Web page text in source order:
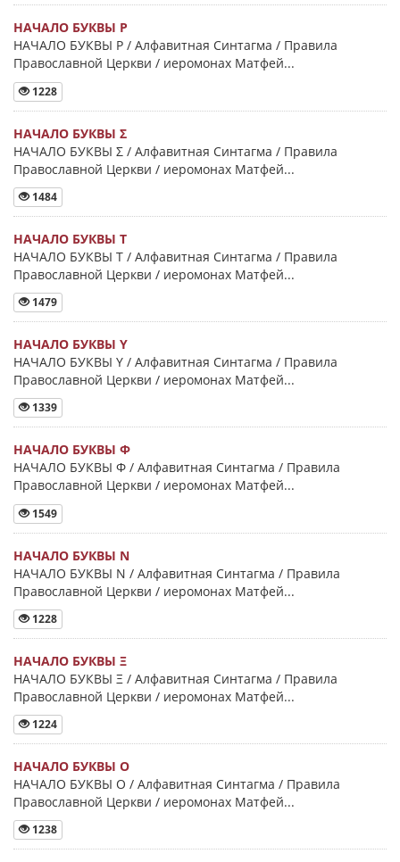
НАЧАЛО БУКВЫ Ρ
НАЧАЛО БУКВЫ Ρ / Алфавитная Синтагма / Правила
Православной Церкви / иеромонах Матфей...
1228
НАЧАЛО БУКВЫ Σ
НАЧАЛО БУКВЫ Σ / Алфавитная Синтагма / Правила
Православной Церкви / иеромонах Матфей...
1484
НАЧАЛО БУКВЫ Τ
НАЧАЛО БУКВЫ Τ / Алфавитная Синтагма / Правила
Православной Церкви / иеромонах Матфей...
1479
НАЧАЛО БУКВЫ Y
НАЧАЛО БУКВЫ Y / Алфавитная Синтагма / Правила
Православной Церкви / иеромонах Матфей...
1339
НАЧАЛО БУКВЫ Φ
НАЧАЛО БУКВЫ Φ / Алфавитная Синтагма / Правила
Православной Церкви / иеромонах Матфей...
1549
НАЧАЛО БУКВЫ Ν
НАЧАЛО БУКВЫ Ν / Алфавитная Синтагма / Правила
Православной Церкви / иеромонах Матфей...
1228
НАЧАЛО БУКВЫ Ξ
НАЧАЛО БУКВЫ Ξ / Алфавитная Синтагма / Правила
Православной Церкви / иеромонах Матфей...
1224
НАЧАЛО БУКВЫ Ο
НАЧАЛО БУКВЫ Ο / Алфавитная Синтагма / Правила
Православной Церкви / иеромонах Матфей...
1238